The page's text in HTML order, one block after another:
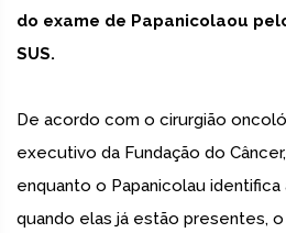
do exame de Papanicolaou
SUS.
De acordo com o cirurgião
executivo da Fundação do
enquanto o Papanicolau
quando elas já estão presentes,